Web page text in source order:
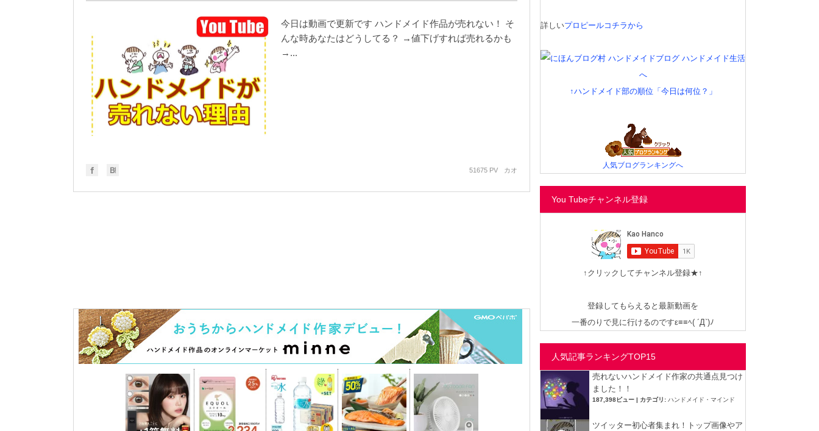
今日は動画で更新です ハンドメイド作品が売れない！ そ
んな時あなたはどうしてる？ →値下げすれば売れるかも
→...
カオ
51675 PV
詳しいプロピールコチラから
↑ハンドメイド部の順位「今日は何位？」
人気ブログランキングへ
You Tubeチャンネル登録
↑クリックしてチャンネル登録★↑
登録してもらえると最新動画を
一番のりで見に行けるのですε≡≡ﾍ( ´Д`)ﾉ
人気記事ランキングTOP15
売れないハンドメイド作家の共通点見つけ
ました！！
187,398ビュー | カテゴリ: ハンドメイド・マインド
ツイッター初心者集まれ！トップ画像やア